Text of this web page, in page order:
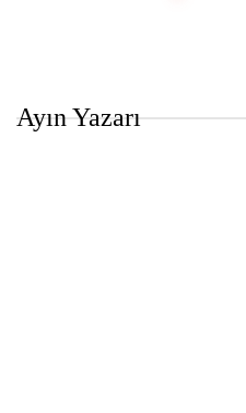
Ayın Yazarı